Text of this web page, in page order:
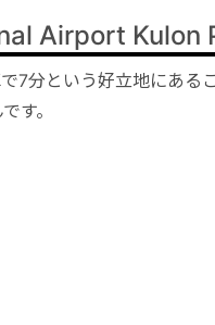
Airport Kulon
7分という好立地にあ
す。